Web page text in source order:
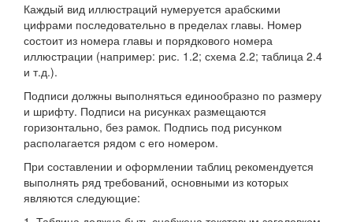
Каждый вид иллюстраций нумеруется арабскими
цифрами последовательно в пределах главы. Номер
состоит из номера главы и порядкового номера
иллюстрации (например: рис. 1.2; схема 2.2; таблица 2.4
и т.д.).
Подписи должны выполняться единообразно по размеру
и шрифту. Подписи на рисунках размещаются
горизонтально, без рамок. Подпись под рисунком
располагается рядом с его номером.
При составлении и оформлении таблиц рекомендуется
выполнять ряд требований, основными из которых
являются следующие: